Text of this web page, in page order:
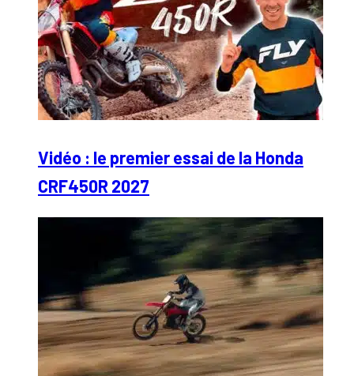
Vidéo : le premier essai de la Honda
CRF450R 2027